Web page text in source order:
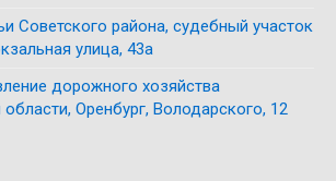
Советского района, судебный участок
улица, 43а
дорожного хозяйства
Оренбург, Володарского, 12